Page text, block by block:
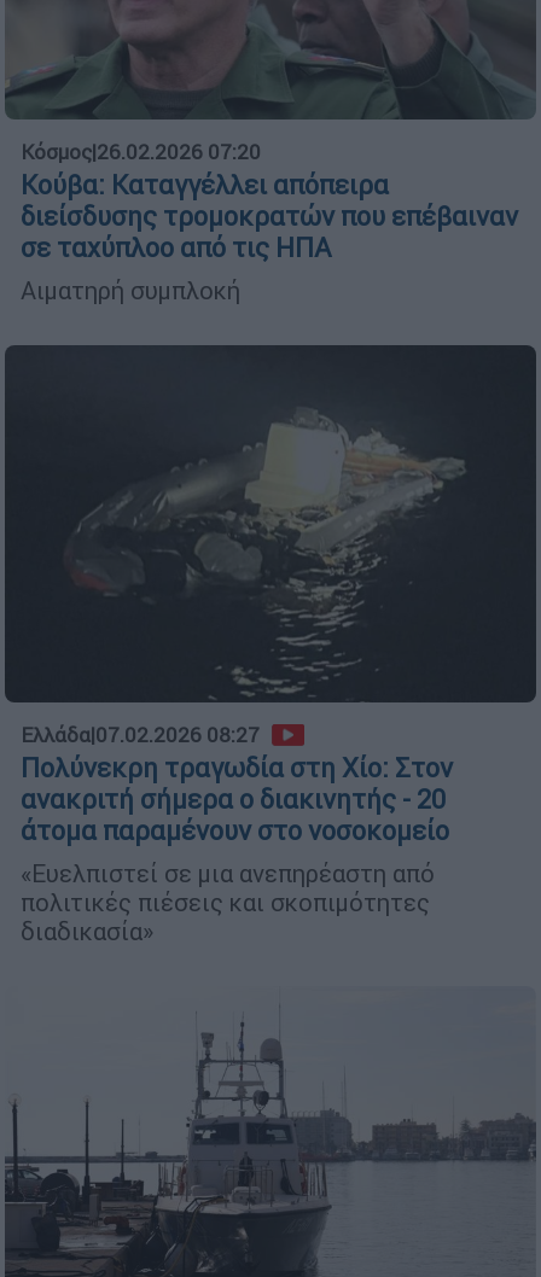
Κόσμος|26.02.2026 07:20
Κούβα: Καταγγέλλει απόπειρα
διείσδυσης τρομοκρατών που επέβαιναν
σε ταχύπλοο από τις ΗΠΑ
Αιματηρή συμπλοκή
Ελλάδα|07.02.2026 08:27
Πολύνεκρη τραγωδία στη Χίο: Στον
ανακριτή σήμερα ο διακινητής - 20
άτομα παραμένουν στο νοσοκομείο
«Ευελπιστεί σε μια ανεπηρέαστη από
πολιτικές πιέσεις και σκοπιμότητες
διαδικασία»